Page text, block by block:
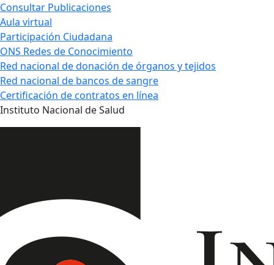
Consultar Publicaciones
Aula virtual
Participación Ciudadana
ONS Redes de Conocimiento
Red nacional de donación de órganos y tejidos
Red nacional de bancos de sangre
Certificación de contratos en línea
Instituto Nacional de Salud